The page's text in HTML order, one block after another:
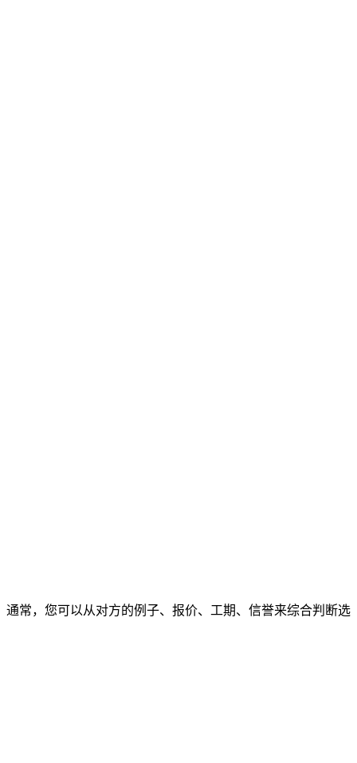
常，您可以从对方的例子、报价、工期、信誉来综合判断选